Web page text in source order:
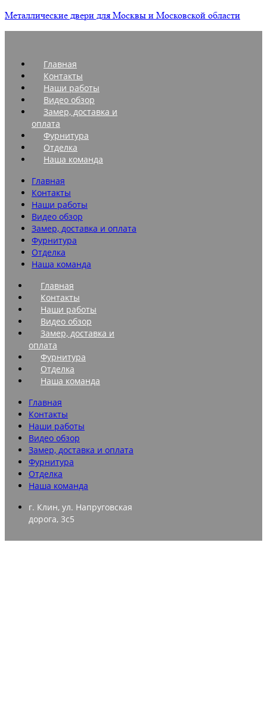
Металлические двери для Москвы и Московской области
Главная
Контакты
Наши работы
Видео обзор
Замер, доставка и
оплата
Фурнитура
Отделка
Наша команда
Главная
Контакты
Наши работы
Видео обзор
Замер, доставка и оплата
Фурнитура
Отделка
Наша команда
Главная
Контакты
Наши работы
Видео обзор
Замер, доставка и
оплата
Фурнитура
Отделка
Наша команда
Главная
Контакты
Наши работы
Видео обзор
Замер, доставка и оплата
Фурнитура
Отделка
Наша команда
г. Клин, ул. Напруговская
дорога, 3с5